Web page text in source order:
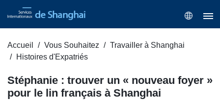
Accueil Vous Souhaitez
Travailler à Shanghai
Histoires d'Expatriés
Stéphanie : trouver un « nouveau foyer »
pour le lin français à Shanghai